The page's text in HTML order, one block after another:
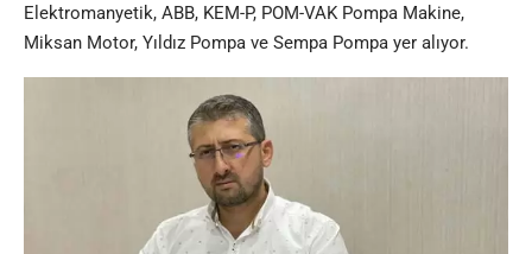
Elektromanyetik, ABB, KEM-P, POM-VAKPompa Makine,
Miksan Motor, Yıldız Pompa ve Sempa Pompa yer alıyor.